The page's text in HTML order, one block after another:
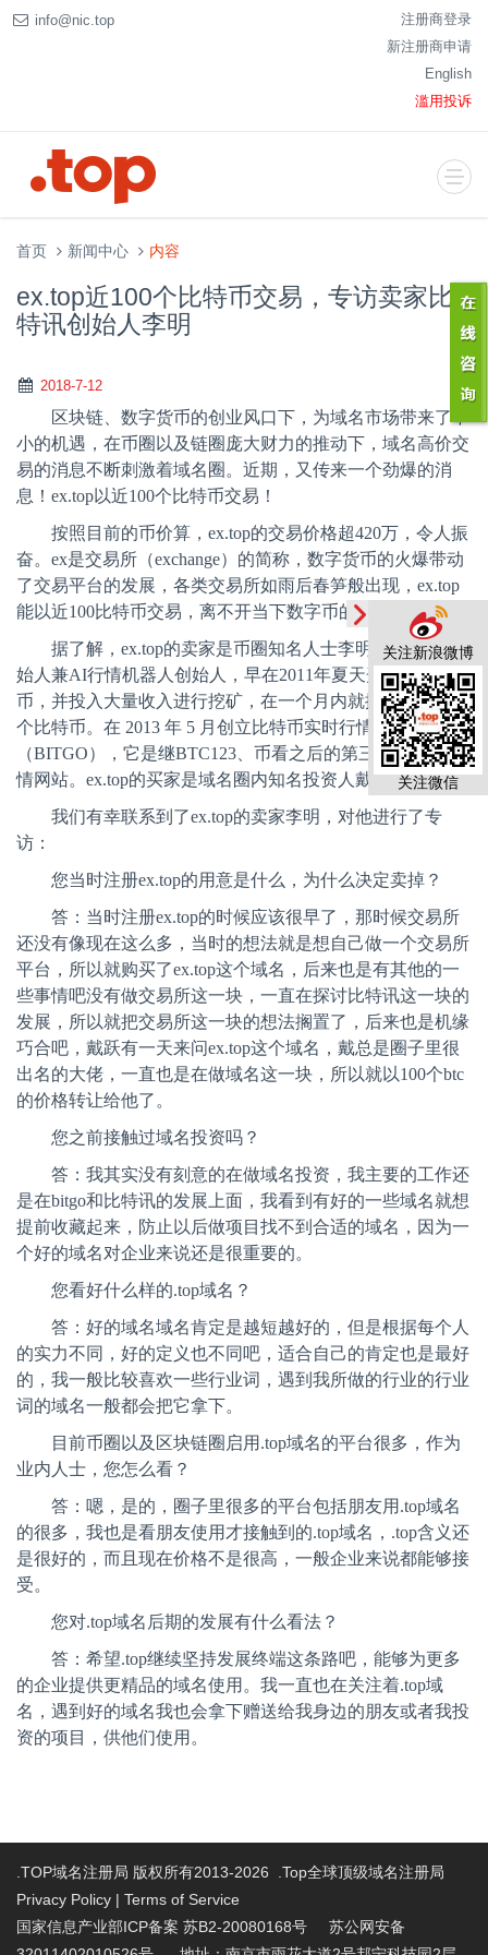
info@nic.top
注册商登录
新注册商申请
English
滥用投诉
关注新浪微博
关注微信
首页 新闻中心 内容
ex.top近100个比特币交易，专访卖家比
特讯创始人李明
2018-7-12
区块链、数字货币的创业风口下，为域名市场带来了不
小的机遇，在币圈以及链圈庞大财力的推动下，域名高价交
易的消息不断刺激着域名圈。近期，又传来一个劲爆的消
息！ ex.top以近100个比特币交易！
按照目前的币价算， ex.top的交易价格超420万，令人振
奋。ex是交易所（exchange）的简称，数字货币的火爆带动
了交易平台的发展，各类交易所如雨后春笋般出现，ex.top
能以近100比特币交易，离不开当下数字币的影响。
据了解， ex.top的卖家是币圈知名人士李明，比特讯创
始人兼AI行情机器人创始人，早在2011年夏天开始接触比特
币，并投入大量收入进行挖矿，在一个月内就挖了将近 350
个比特币。在 2013 年 5 月创立比特币实时行情网站比特购
（BITGO），它是继BTC123、币看之后的第三大比特币行
情网站。ex.top的买家是域名圈内知名投资人戴跃。
我们有幸联系到了ex.top的卖家李明，对他进行了专
访 ：
您当时注册ex.top的用意是什么，为什么决定卖掉？
答：当时注册ex.top的时候应该很早了，那时候交易所
还没有像现在这么多，当时的想法就是想自己做一个交易所
平台，所以就购买了ex.top这个域名，后来也是有其他的一
些事情吧没有做交易所这一块，一直在探讨比特讯这一块的
发展，所以就把交易所这一块的想法搁置了，后来也是机缘
巧合吧，戴跃有一天来问ex.top这个域名，戴总是圈子里很
出名的大佬，一直也是在做域名这一块，所以就以100个btc
的价格转让给他了。
您之前接触过域名投资吗？
答：我其实没有刻意的在做域名投资，我主要的工作还
是在bitgo和比特讯的发展上面，我看到有好的一些域名就想
提前收藏起来，防止以后做项目找不到合适的域名，因为一
个好的域名对企业来说还是很重要的。
您看好什么样的.top域名？
答：好的域名域名肯定是越短越好的，但是根据每个人
的实力不同，好的定义也不同吧，适合自己的肯定也是最好
的，我一般比较喜欢一些行业词，遇到我所做的行业的行业
词的域名一般都会把它拿下。
目前币圈以及区块链圈启用 .top域名的平台很多，作为
业内人士，您怎么看？
答：嗯，是的，圈子里很多的平台包括朋友用 .top域名
的很多，我也是看朋友使用才接触到的.top域名，.top含义还
是很好的，而且现在价格不是很高，一般企业来说都能够接
受。
您对.top域名后期的发展有什么看法？
答：希望.top继续坚持发展终端这条路吧，能够为更多
的企业提供更精品的域名使用。我一直也在关注着.top域
名，遇到好的域名我也会拿下赠送给我身边的朋友或者我投
资的项目
， 供他们使用。
.TOP域名注册局 版权所有2013-2026 .Top全球顶级域名注册局
Privacy Policy | Terms of Service
国家信息产业部ICP备案 苏B2-20080168号 苏公网安备